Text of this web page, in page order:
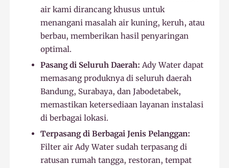
air kami dirancang khusus untuk
menangani masalah air kuning, keruh, atau
berbau, memberikan hasil penyaringan
optimal.
Pasang di Seluruh Daerah: Ady Water dapat
memasang produknya di seluruh daerah
Bandung, Surabaya, dan Jabodetabek,
memastikan ketersediaan layanan instalasi
di berbagai lokasi.
Terpasang di Berbagai Jenis Pelanggan:
Filter air Ady Water sudah terpasang di
ratusan rumah tangga, restoran, tempat